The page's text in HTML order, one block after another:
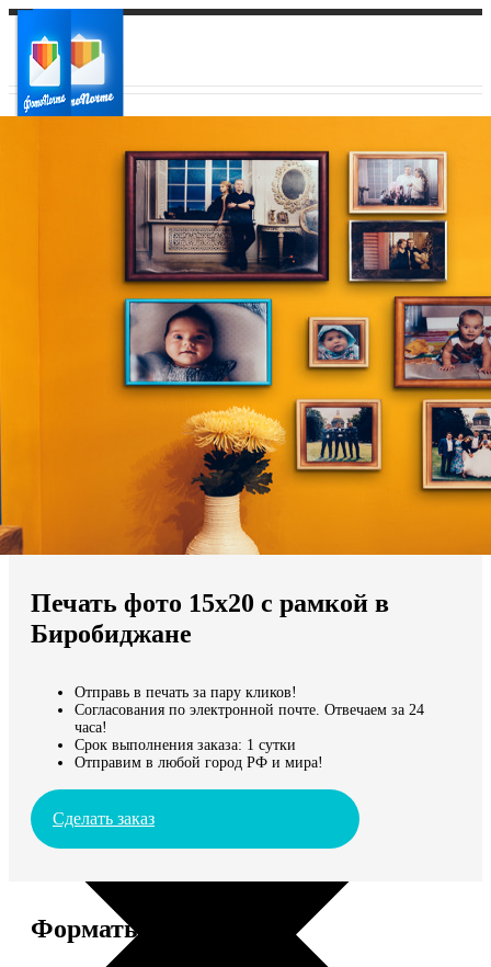
Ваш регион доставки
Выберите из списка:
Мы доставляем по всему миру
Продолжить без города
Печать фото 15х20 с рамкой в
Биробиджане
Отправь в печать за пару кликов!
Согласования по электронной почте. Отвечаем за 24
часа!
Срок выполнения заказа: 1 сутки
Отправим в любой город РФ и мира!
Сделать заказ
Форматы и цены